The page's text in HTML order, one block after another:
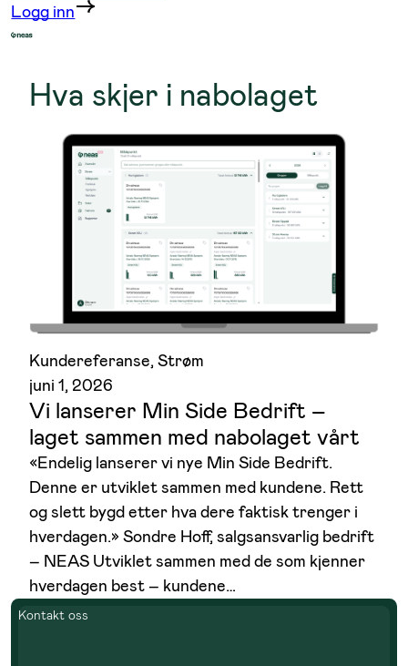
Logg inn
Hva skjer i nabolaget
Kundereferanse, Strøm
juni 1, 2026
Vi lanserer Min Side Bedrift –
laget sammen med nabolaget vårt
«Endelig lanserer vi nye Min Side Bedrift.
Denne er utviklet sammen med kundene. Rett
og slett bygd etter hva dere faktisk trenger i
hverdagen.» Sondre Hoff, salgsansvarlig bedrift
– NEAS Utviklet sammen med de som kjenner
hverdagen best – kundene…
Kontakt oss